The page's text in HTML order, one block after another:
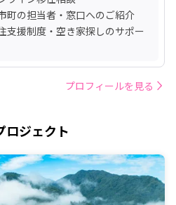
町の担当者・窓口へのご紹介
支援制度・空き家探しのサポー
プロフィールを見る
ロジェクト